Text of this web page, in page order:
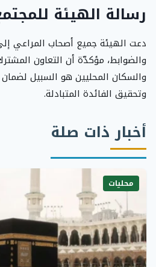
رسالة الهيئة
دعت الهيئة جميع أصحاب المراعي إلى
والضوابط، مؤكدّة أن التعاون
والسكان المحليين هو السبيل لضمان
وتحقيق الفائدة المتبادلة.
أخبار ذات صلة
محليات